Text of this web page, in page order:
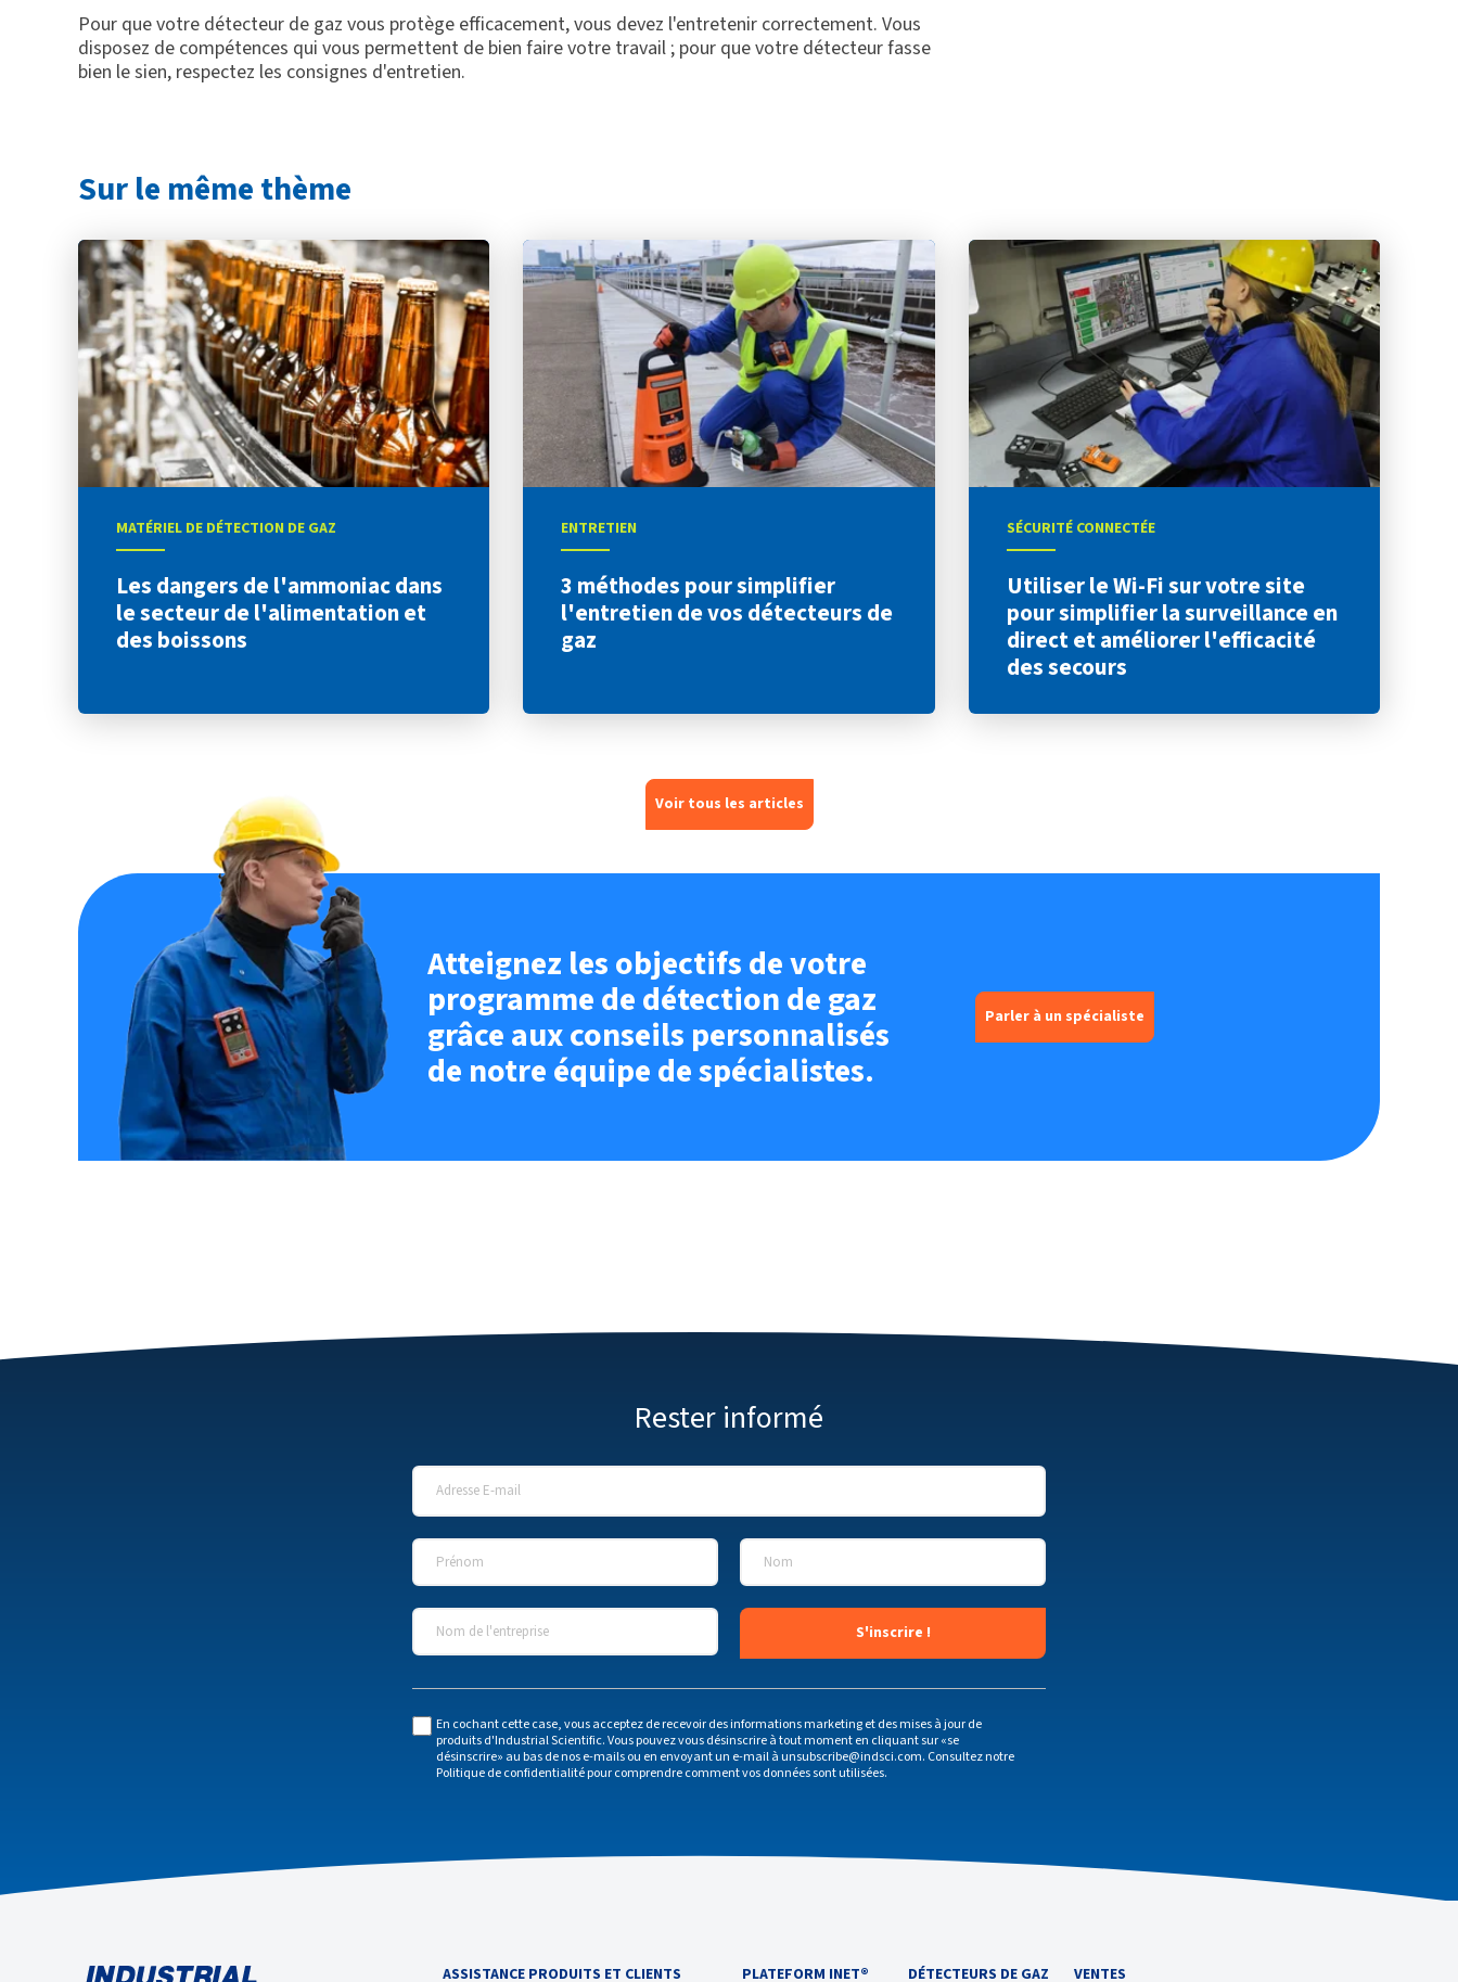
Pour que votre détecteur de gaz vous protège efficacement, vous devez l'entretenir correctement. Vous
disposez de compétences qui vous permettent de bien faire votre travail ; pour que votre détecteur fasse
bien le sien, respectez les consignes d'entretien.
Sur le même thème
MATÉRIEL DE DÉTECTION DE GAZ
Les dangers de l'ammoniac dans
le secteur de l'alimentation et
des boissons
ENTRETIEN
3 méthodes pour simplifier
l'entretien de vos détecteurs de
gaz
SÉCURITÉ CONNECTÉE
Utiliser le Wi-Fi sur votre site
pour simplifier la surveillance en
direct et améliorer l'efficacité
des secours
Voir tous les articles
Atteignez les objectifs de votre
programme de détection de gaz
grâce aux conseils personnalisés
de notre équipe de spécialistes.
Parler à un spécialiste
Rester informé
Adresse E-mail
Prénom Nom
Nom de l'entreprise
En cochant cette case, vous acceptez de recevoir des informations marketing et des mises à jour de
produits d'Industrial Scientific. Vous pouvez vous désinscrire à tout moment en cliquant sur «se
désinscrire» au bas de nos e-mails ou en envoyant un e-mail à unsubscribe@indsci.com. Consultez notre
Politique de confidentialitépour comprendre comment vos données sont utilisées.
ASSISTANCE PRODUITS ET CLIENTS PLATEFORM INET® DÉTECTEURS DE GAZ VENTES